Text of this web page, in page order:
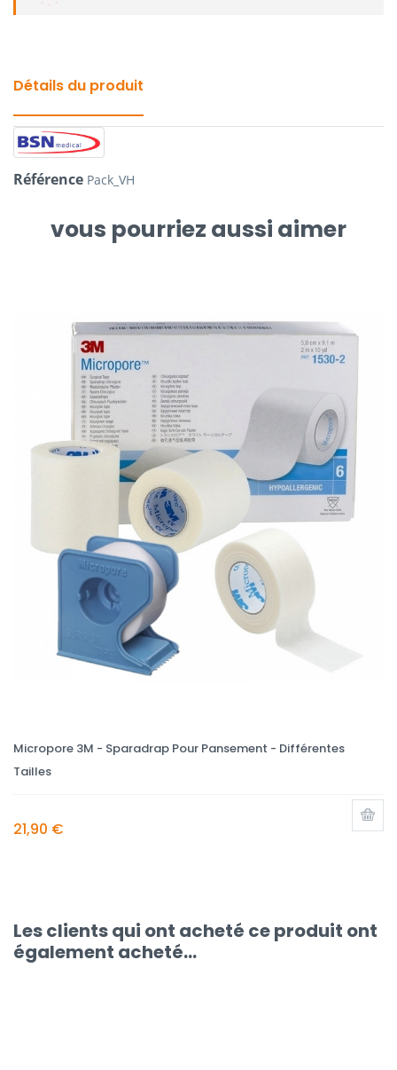
Détails du produit
Référence Pack_VH
vous pourriez aussi aimer
Micropore 3M - Sparadrap Pour Pansement - Différentes
Tailles
21,90 €
Les clients qui ont acheté ce produit ont
également acheté...